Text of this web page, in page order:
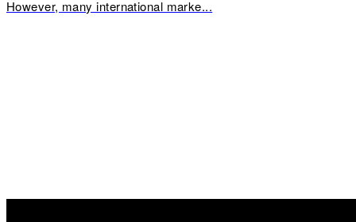
However, many international marke...